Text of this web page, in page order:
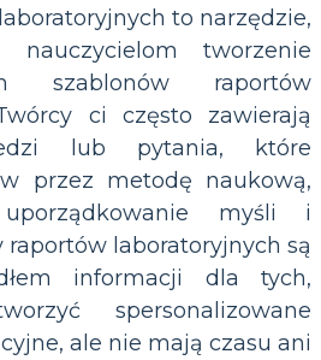
to narzędzie,
nauczycielom tworzenie
szablonów raportów
ci często zawierają
lub pytania, które
przez metodę naukową,
myśli i
raportów laboratoryjnych są
informacji dla tych,
spersonalizowane
ale nie mają czasu ani